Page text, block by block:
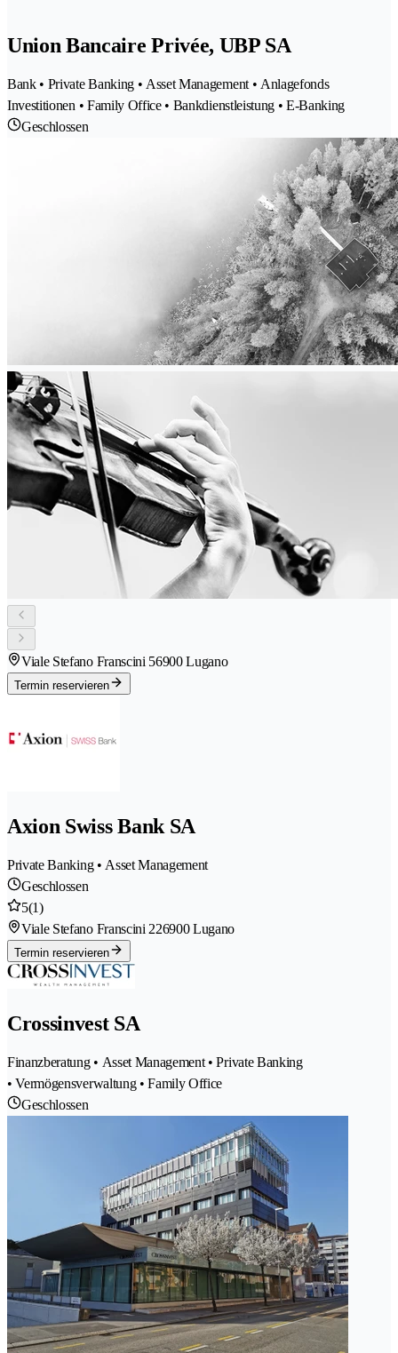
Union Bancaire Privée, UBP SA
Bank • Private Banking • Asset Management • Anlagefonds
Investitionen • Family Office • Bankdienstleistung • E-Banking
Geschlossen
Viale Stefano Franscini 56900 Lugano
Termin reservieren
Axion Swiss Bank SA
Private Banking • Asset Management
Geschlossen
5(1)
Viale Stefano Franscini 226900 Lugano
Termin reservieren
Crossinvest SA
Finanzberatung • Asset Management • Private Banking
• Vermögensverwaltung • Family Office
Geschlossen